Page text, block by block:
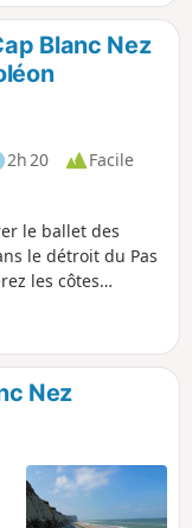
Blanc Nez
2h 20
Facile
le ballet des
le détroit du Pas
les côtes
du Tunnel sous la
1875 sous
il faut donc
du Cap Blanc
Nez